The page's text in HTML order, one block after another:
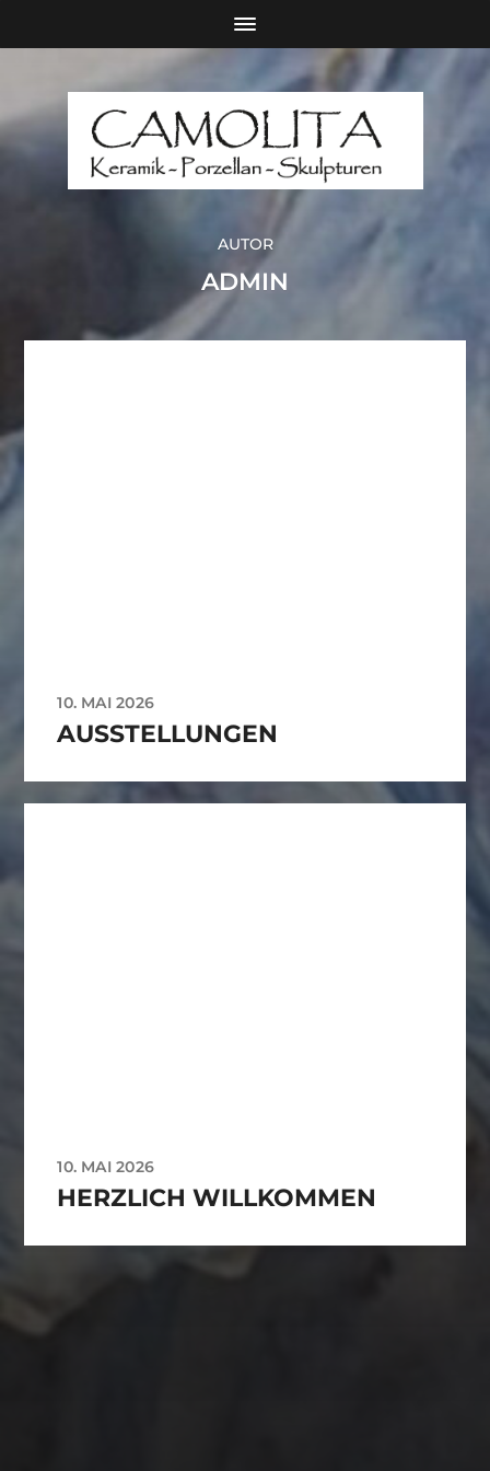
AUTOR
ADMIN
10. MAI 2026
AUSSTELLUNGEN
10. MAI 2026
HERZLICH WILLKOMMEN
ARCHIVES